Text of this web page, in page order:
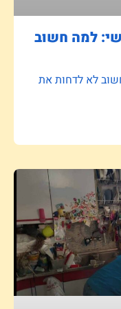
למה חשוב
לא לדחות את